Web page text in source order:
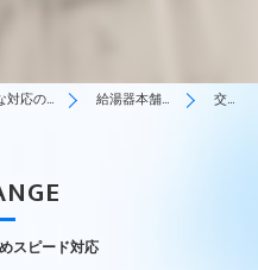
名古屋で暖房給湯器はスピーディーな対応の暖房給湯器本舗 給湯器本舗の特徴 交換
スピード対応